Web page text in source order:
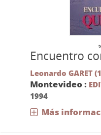
Encuentro
Leonardo GARET
Montevideo :
1994
Más